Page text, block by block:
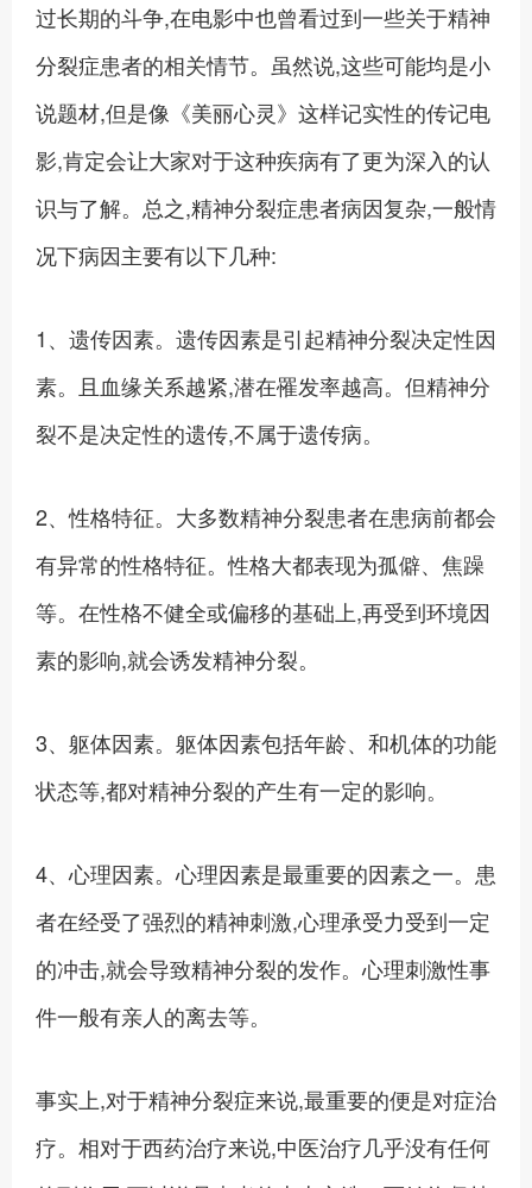
过长期的斗争,在电影中也曾看过到一些关于精神
分裂症患者的相关情节。虽然说,这些可能均是小
说题材,但是像《美丽心灵》这样记实性的传记电
影,肯定会让大家对于这种疾病有了更为深入的认
识与了解。总之,精神分裂症患者病因复杂,一般情
况下病因主要有以下几种:
1、遗传因素。遗传因素是引起精神分裂决定性因
素。且血缘关系越紧,潜在罹发率越高。但精神分
裂不是决定性的遗传,不属于遗传病。
2、性格特征。大多数精神分裂患者在患病前都会
有异常的性格特征。性格大都表现为孤僻、焦躁
等。在性格不健全或偏移的基础上,再受到环境因
素的影响,就会诱发精神分裂。
3、躯体因素。躯体因素包括年龄、和机体的功能
状态等,都对精神分裂的产生有一定的影响。
4、心理因素。心理因素是最重要的因素之一。患
者在经受了强烈的精神刺激,心理承受力受到一定
的冲击,就会导致精神分裂的发作。心理刺激性事
件一般有亲人的离去等。
事实上,对于精神分裂症来说,最重要的便是对症治
疗。相对于西药治疗来说,中医治疗几乎没有任何